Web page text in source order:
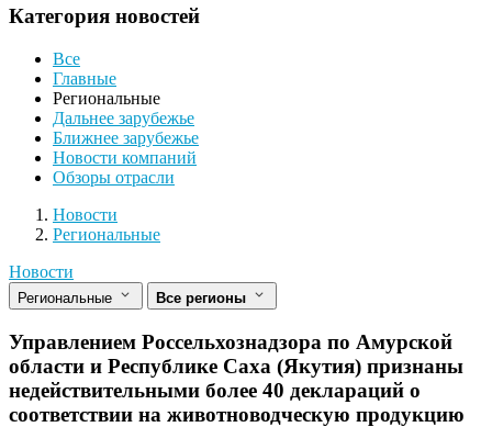
Категория новостей
Все
Главные
Региональные
Дальнее зарубежье
Ближнее зарубежье
Новости компаний
Обзоры отрасли
Новости
Разделы
Новости
Региональные
Новости
Региональные Все регионы
Управлением Россельхознадзора по Амурской
области и Республике Саха (Якутия) признаны
недействительными более 40 деклараций о
соответствии на животноводческую продукцию